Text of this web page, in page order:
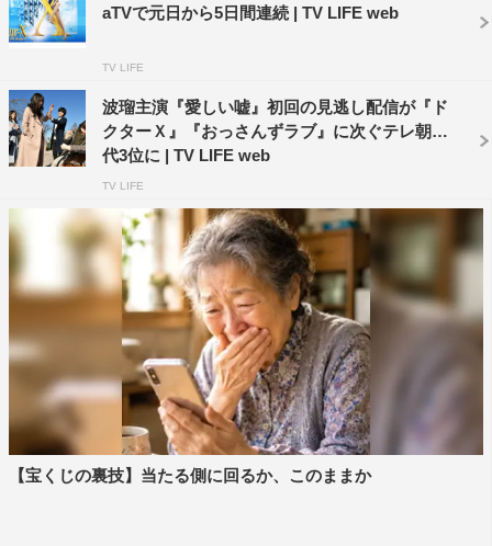
『おっさんずラブ-in the sky-』
ビデオURL： https://abema.tv/video/title/87-41
『ロンドンハーツ』
ビデオURL：https://abema.tv/video/title/87-196
©AbemaTV ©テレビ朝日
AbemaTV
aTVで元日から5日間連続 | TV LIFE web
TV LIFE
波瑠主演『愛しい嘘』初回の見逃し配信が『ド
クターＸ』『おっさんずラブ』に次ぐテレ朝歴
代3位に | TV LIFE web
TV LIFE
【宝くじの裏技】当たる側に回るか、このままか